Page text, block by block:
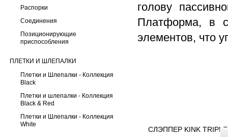
Распорки
Соединения
Позиционирующие
приспособления
ПЛЕТКИ И ШЛЕПАЛКИ
Плетки и Шлепалки - Коллекция
Black
Плетки и шлепалки - Коллекция
Black & Red
Плетки и Шлепалки - Коллекция
White
голову
Платформа, в
элементов, что
СЛЭППЕР KINK TRIPLE